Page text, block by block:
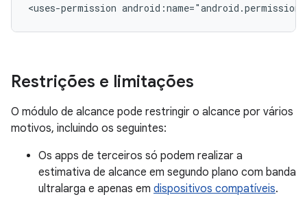
<uses-permission
Restrições e limitações
O módulo de alcance pode restringir o alcance por vários
motivos, incluindo os seguintes:
Os apps de terceiros só podem realizar a
estimativa de alcance em segundo plano com banda
ultralarga e apenas em dispositivos compatíveis.